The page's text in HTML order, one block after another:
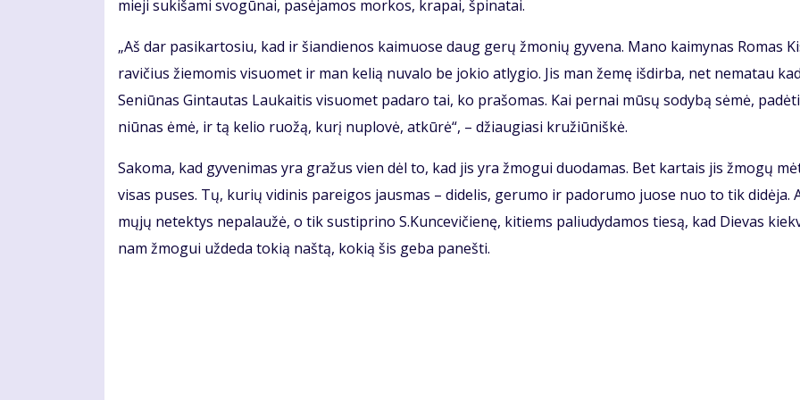
mie­ji su­ki­ša­mi svo­gū­nai, pa­sė­ja­mos mor­kos, kra­pai, špi­na­tai.
„Aš dar pa­si­kar­to­siu, kad ir šian­die­nos kai­muo­se daug ge­rų žmo­nių gy­ve­na. Ma­no kai­my­nas Ro­mas
ra­vi­čius žie­mo­mis vi­suo­met ir man ke­lią nu­va­lo be jo­kio at­ly­gio. Jis man že­mę iš­dir­ba, net ne­ma­tau
Se­niū­nas Gin­tau­tas Lau­kai­tis vi­suo­met pa­da­ro tai, ko pra­šo­mas. Kai per­nai mū­sų so­dy­bą sė­mė,
niū­nas ėmė, ir tą ke­lio ruo­žą, ku­rį nu­plo­vė, at­kū­rė“, – džiau­gia­si kru­žiū­niš­kė.
Sa­ko­ma, kad gy­ve­ni­mas yra gra­žus vien dėl to, kad jis yra žmo­gui duo­da­mas. Bet kar­tais jis žmo­gų
vi­sas pu­ses. Tų, ku­rių vi­di­nis pa­rei­gos jaus­mas – di­de­lis, ge­ru­mo ir pa­do­ru­mo juo­se nuo to tik di­dė­ja.
mų­jų ne­tek­tys ne­pa­lau­žė, o tik su­stip­ri­no S.Kun­ce­vi­čie­nę, ki­tiems pa­liu­dy­da­mos tie­są, kad Die­vas
nam žmo­gui už­de­da to­kią naš­tą, ko­kią šis ge­ba pa­neš­ti.